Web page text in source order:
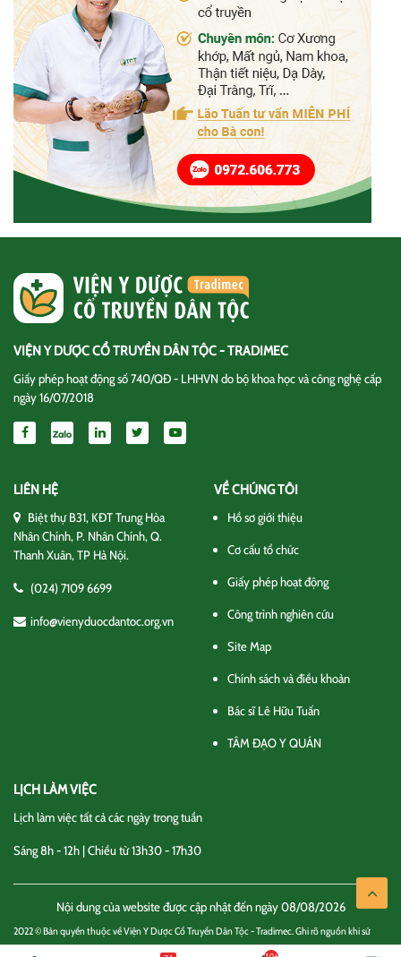
VIỆN Y DƯỢC CỔ TRUYỀN DÂN TỘC - TRADIMEC
Giấy phép hoạt động số 740/QĐ - LHHVN do bộ khoa học và công nghệ cấp
ngày 16/07/2018
LIÊN HỆ
Biệt thự B31, KĐT Trung Hòa
Nhân Chính, P. Nhân Chính, Q.
Thanh Xuân, TP Hà Nội.
(024) 7109 6699
info@vienyduocdantoc.org.vn
VỀ CHÚNG TÔI
Hồ sơ giới thiệu
Cơ cấu tổ chức
Giấy phép hoạt động
Công trình nghiên cứu
Site Map
Chính sách và điều khoản
Bác sĩ Lê Hữu Tuấn
TÂM ĐẠO Y QUÁN
LỊCH LÀM VIỆC
Lịch làm việc tất cả các ngày trong tuần
Sáng 8h - 12h | Chiều từ 13h30 - 17h30
Nội dung của website được cập nhật đến ngày 08/08/2026
2022 © Bản quyền thuộc về Viện Y Dược Cổ Truyền Dân Tộc - Tradimec. Ghi rõ nguồn khi sử